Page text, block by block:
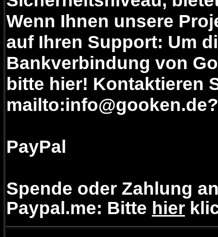
Wenn Ihnen unsere
auf Ihren Support: Um
Bankverbindung von
bitte hier! Kontaktieren
PayPal
Spende oder Zahlung
Paypal.me: Bitte hier